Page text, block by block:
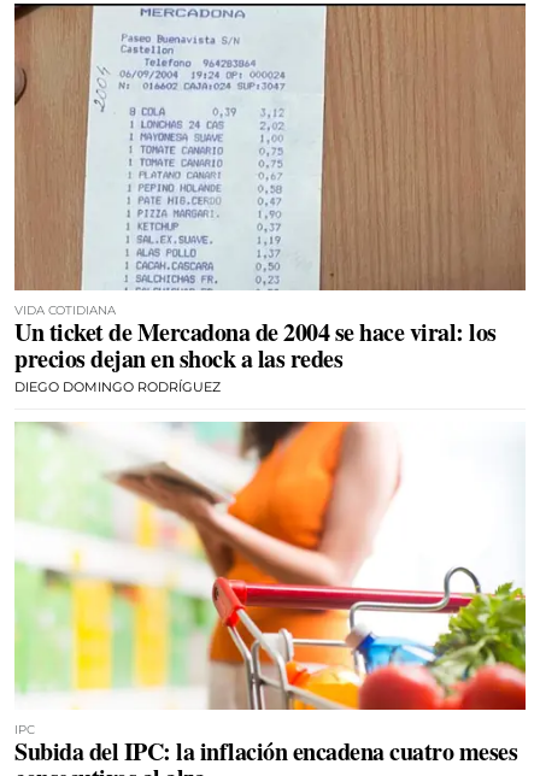
VIDA COTIDIANA
Un ticket de Mercadona de 2004 se hace viral: los
precios dejan en shock a las redes
DIEGO DOMINGO RODRÍGUEZ
IPC
Subida del IPC: la inflación encadena cuatro meses